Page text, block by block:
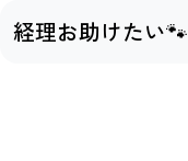
経理お助けたい🐾